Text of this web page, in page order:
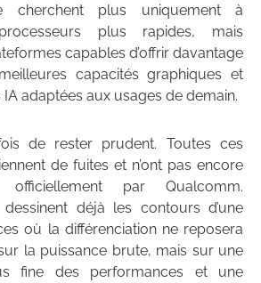
cherchent plus uniquement à
plus rapides, mais
capables d’offrir davantage
capacités graphiques et
adaptées aux usages de demain.
de rester prudent. Toutes ces
de fuites et n’ont pas encore
par Qualcomm.
déjà les contours d’une
où la différenciation ne reposera
la puissance brute, mais sur une
fine des performances et une